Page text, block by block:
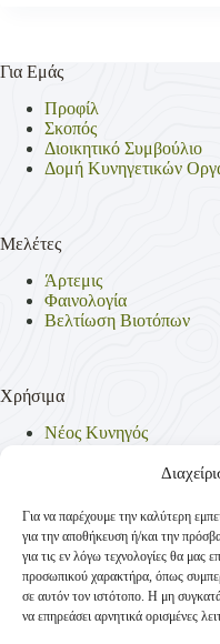
Για να παρέχουμε την καλύτερη
για την αποθήκευση ή/και την
για τις εν λόγω τεχνολογίες θα μας
προσωπικού χαρακτήρα, όπως
σε αυτόν τον ιστότοπο. Η μη
να επηρεάσει αρνητικά ορισμένες
Για Εμάς
Προφίλ
Σκοπός
Διοικητικό Συμβούλιο
Δομή Κυνηγετικών
Μελέτες
Άρτεμις
Φαινολογία
Βελτίωση Βιοτόπων
Χρήσιμα
Νέος Κυνηγός
Νομοθεσία
Πολιτική Απορρήτου
Πολιτική Cookies (ΕΕ)